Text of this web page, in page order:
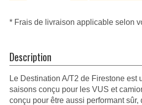
* Frais de livraison applicable selon
Description
Le Destination A/T2 de Firestone est
saisons conçu pour les VUS et
conçu pour être aussi performant sûr,